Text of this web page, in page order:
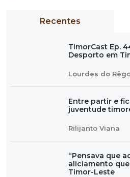
Recentes
TimorCast Ep.
Desporto em
Lourdes do
Entre partir e
juventude
Rilijanto Viana
“Pensava que
aliciamento
Timor-Leste